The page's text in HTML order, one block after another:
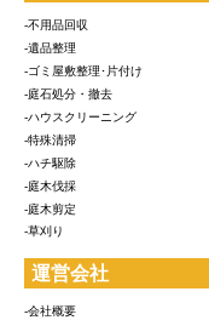
-不用品回収
-遺品整理
-ゴミ屋敷整理･片付け
-庭石処分・撤去
-ハウスクリーニング
-特殊清掃
-ハチ駆除
-庭木伐採
-庭木剪定
-草刈り
運営会社
-会社概要